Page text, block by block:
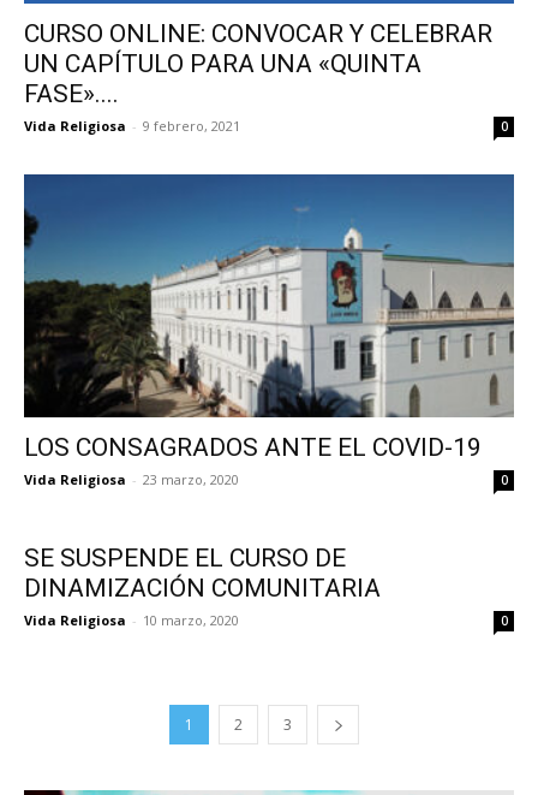
CURSO ONLINE: CONVOCAR Y CELEBRAR
UN CAPÍTULO PARA UNA «QUINTA
FASE»....
Vida Religiosa - 9 febrero, 2021 0
LOS CONSAGRADOS ANTE EL COVID-19
Vida Religiosa - 23 marzo, 2020 0
SE SUSPENDE EL CURSO DE
DINAMIZACIÓN COMUNITARIA
Vida Religiosa - 10 marzo, 2020 0
1 2 3